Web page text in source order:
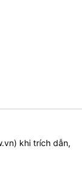
) khi trích dẫn,